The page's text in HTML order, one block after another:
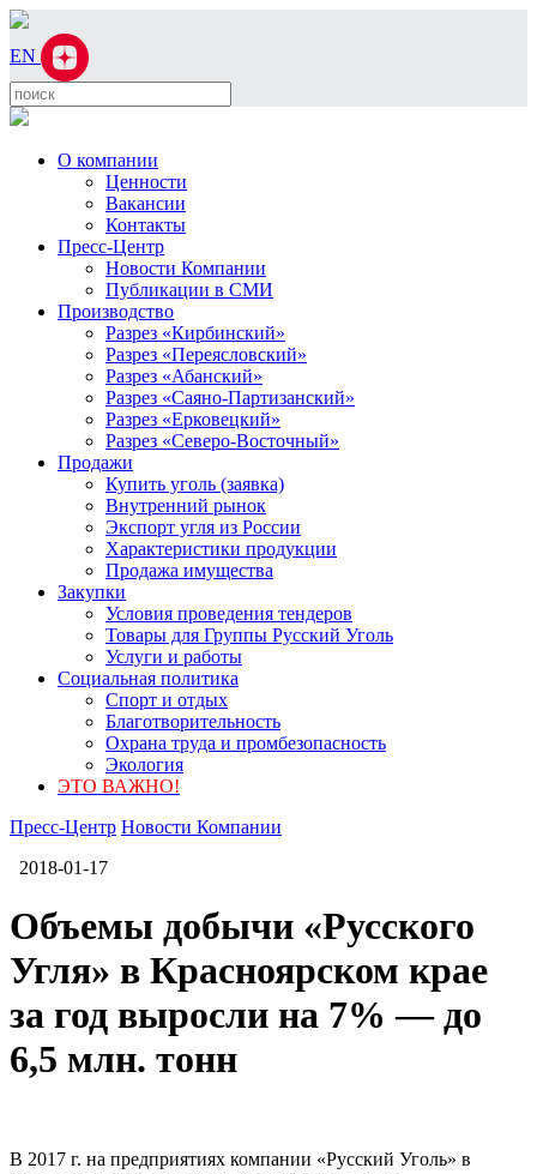
EN
О компании
Ценности
Вакансии
Контакты
Пресс-Центр
Новости Компании
Публикации в СМИ
Производство
Разрез «Кирбинский»
Разрез «Переясловский»
Разрез «Абанский»
Разрез «Саяно-Партизанский»
Разрез «Ерковецкий»
Разрез «Северо-Восточный»
Продажи
Купить уголь (заявка)
Внутренний рынок
Экспорт угля из России
Характеристики продукции
Продажа имущества
Закупки
Условия проведения тендеров
Товары для Группы Русский Уголь
Услуги и работы
Социальная политика
Спорт и отдых
Благотворительность
Охрана труда и промбезопасность
Экология
ЭТО ВАЖНО!
Пресс-Центр Новости Компании
2018-01-17
Объемы добычи «Русского
Угля» в Красноярском крае
за год выросли на 7% — до
6,5 млн. тонн
В 2017 г. на предприятиях компании «Русский Уголь» в